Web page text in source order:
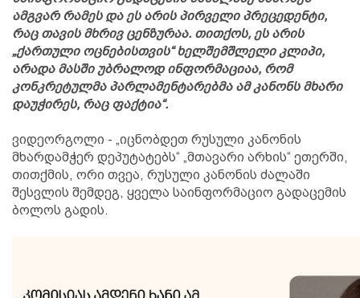
ამგვარ რამეს და ეს არის პირველი პრეცედენტი,
რაც თავის მხრივ ცენზურაა. თითქოს, ეს არის
„ქართული ოცნებისთვის“ ხელშემშლელი კლიპი,
არადა მასში უბრალოდ ინფორმაციაა, რომ
კონკრეტულმა პარლამენტარებმა ამ კანონს მხარი
დაუჭირეს, რაც ფაქტია“.
ვიდეორგოლი - „იცნობდეთ რუსული კანონის
მხარდამჭერ დეპუტატებს“ „მთავარი არხის“ ეთერში,
თითქმის, ორი თვეა, რუსული კანონის ძალაში
შესვლის შემდეგ, ყველა საინფორმაციო გადაცემის
ბოლოს გადის.